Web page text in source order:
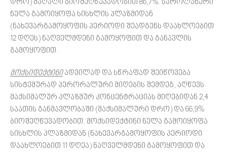
დრო) მაღალი ბიოშეღწევადობით 86,7%. საროლანერი
ნელა გამოიყოფა სისხლის პლაზმიდან
(ნახევარგამოყოფის პერიოდი შეადგენს დაახლოებით
12 დღეს) ნაღველმდენი გამოყოფით და განავლის
გამოყოფით.
მოქსიდექტინიადვილად და სწრაფად შეიწოვება
სისტემურად პერორალური მიღების შემდეგ, აღწევს
მაქსიმალურ პლაზმურ კონცენტრაციას მიღებიდან 2,4
საათის განმავლობაში (მაქსიმალური დრო) და 66,9%
ბიოშეღწევადობით. მოქსიდექტინი ნელა გამოიყოფა
სისხლის პლაზმიდან (ნახევარგამოყოფის პერიოდი
დაახლოებით 11 დღეა) ნაღველმდენი გამოყოფით და